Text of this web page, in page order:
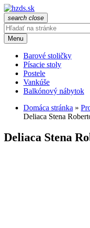
search close
Menu
Barové stoličky
Písacie stoly
Postele
Vankúše
Balkónový nábytok
Domáca stránka »
Deliaca Stena
Deliaca Stena